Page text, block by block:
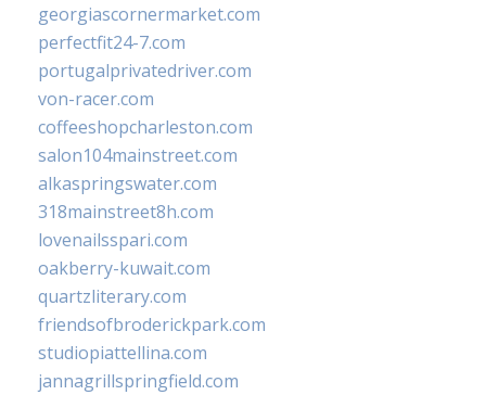
georgiascornermarket.com
perfectfit24-7.com
portugalprivatedriver.com
von-racer.com
coffeeshopcharleston.com
salon104mainstreet.com
alkaspringswater.com
318mainstreet8h.com
lovenailsspari.com
oakberry-kuwait.com
quartzliterary.com
friendsofbroderickpark.com
studiopiattellina.com
jannagrillspringfield.com